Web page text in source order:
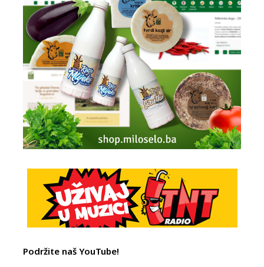
Podržite naš YouTube!